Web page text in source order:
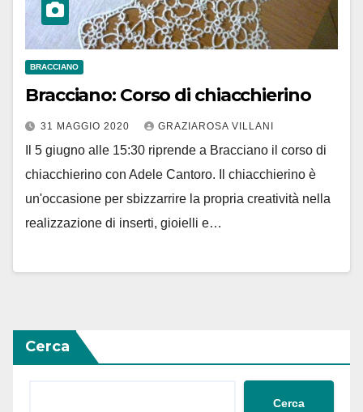
BRACCIANO
Bracciano: Corso di chiacchierino
31 MAGGIO 2020 GRAZIAROSA VILLANI
Il 5 giugno alle 15:30 riprende a Bracciano il corso di
chiacchierino con Adele Cantoro. Il chiacchierino è
un'occasione per sbizzarrire la propria creatività nella
realizzazione di inserti, gioielli e…
Cerca
Cerca